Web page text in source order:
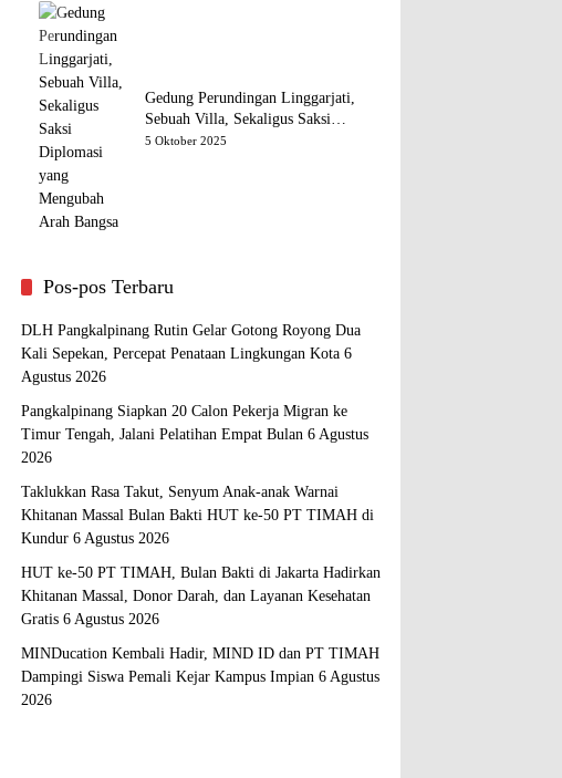
Gedung Perundingan Linggarjati,
Sebuah Villa, Sekaligus Saksi
Diplomasi yang Mengubah Arah
5 Oktober 2025
Pos-pos Terbaru
DLH Pangkalpinang Rutin Gelar Gotong Royong Dua
Kali Sepekan, Percepat Penataan Lingkungan Kota 6
Agustus 2026
Pangkalpinang Siapkan 20 Calon Pekerja Migran ke
Timur Tengah, Jalani Pelatihan Empat Bulan 6 Agustus
2026
Taklukkan Rasa Takut, Senyum Anak-anak Warnai
Khitanan Massal Bulan Bakti HUT ke-50 PT TIMAH di
Kundur 6 Agustus 2026
HUT ke-50 PT TIMAH, Bulan Bakti di Jakarta Hadirkan
Khitanan Massal, Donor Darah, dan Layanan Kesehatan
Gratis 6 Agustus 2026
MINDucation Kembali Hadir, MIND ID dan PT TIMAH
Dampingi Siswa Pemali Kejar Kampus Impian 6 Agustus
2026